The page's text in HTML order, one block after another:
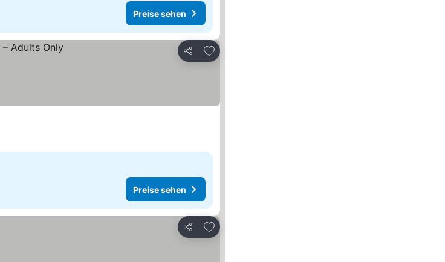
Preise sehen
Teilen
Zu Favoriten hinzufügen
Preise sehen
Teilen
Zu Favoriten hinzufügen